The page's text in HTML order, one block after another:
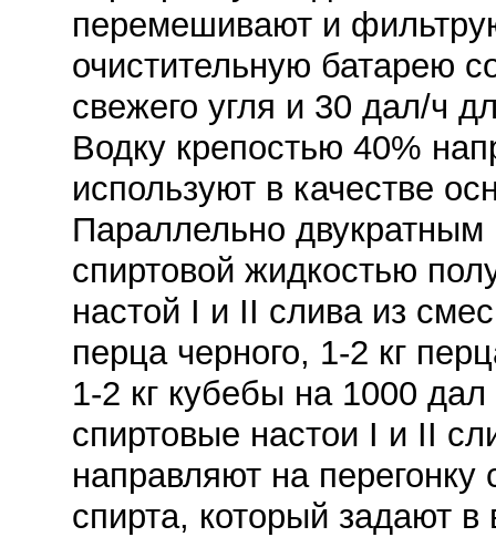
перемешивают и
очистительную батарею
свежего угля и 30 дал/ч
Водку крепостью 40%
используют в качестве
Параллельно
спиртовой жидкостью
настой I и II слива из
перца черного, 1-2 кг
1-2 кг кубебы на 1000 дал
спиртовые настои I и II
направляют на
спирта, который задают